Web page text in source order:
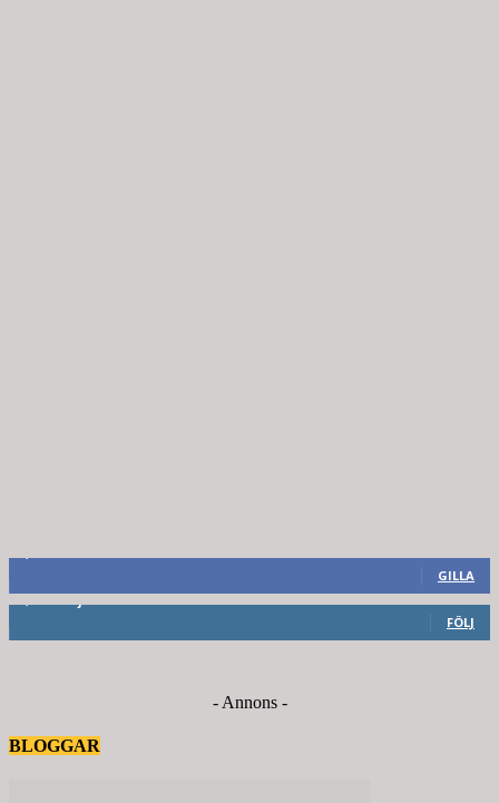
GILLA
FÖLJ
- Annons -
BLOGGAR